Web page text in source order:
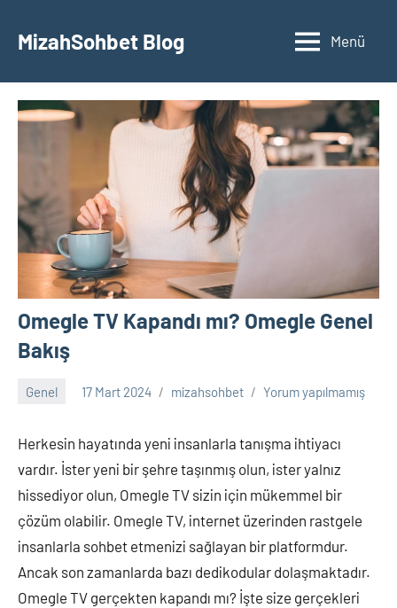
geçMizahSohbet Blog Menü
Omegle TV Kapandı mı? Omegle Genel
Bakış
Genel 17 Mart 2024 mizahsohbet Yorum yapılmamış
Herkesin hayatında yeni insanlarla tanışma ihtiyacı
vardır. İster yeni bir şehre taşınmış olun, ister yalnız
hissediyor olun, Omegle TV sizin için mükemmel bir
çözüm olabilir. Omegle TV, internet üzerinden rastgele
insanlarla sohbet etmenizi sağlayan bir platformdur.
Ancak son zamanlarda bazı dedikodular dolaşmaktadır.
Omegle TV gerçekten kapandı mı? İşte size gerçekleri